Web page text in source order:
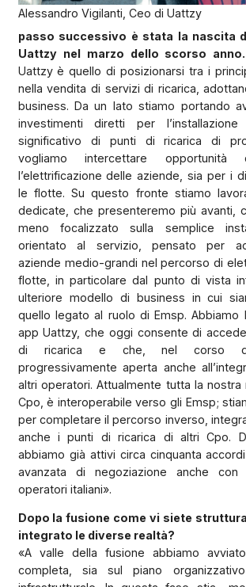
Alessandro Vigilanti, Ceo di Uattzy
passo successivo è stata la nascita
Uattzy nel marzo dello scorso
Uattzy è quello di posizionarsi tra i
nella vendita di servizi di ricarica,
business. Da un lato stiamo portando
investimenti diretti per
significativo di punti di ricarica di
vogliamo intercettare opportunità
l’elettrificazione delle aziende, sia per i
le flotte. Su questo fronte stiamo
dedicate, che presenteremo più avanti,
meno focalizzato sulla semplice
orientato al servizio, pensato per
aziende medio-grandi nel percorso di
flotte, in particolare dal punto di vista
ulteriore modello di business in cui
quello legato al ruolo di Emsp. Abbiamo
app Uattzy, che oggi consente di
di ricarica e che, nel corso
progressivamente aperta anche
altri operatori. Attualmente tutta la nostra
Cpo, è interoperabile verso gli Emsp;
per completare il percorso inverso,
anche i punti di ricarica di altri Cpo.
abbiamo già attivi circa cinquanta
avanzata di negoziazione anche
operatori italiani».
Dopo la fusione come vi siete
integrato le diverse realtà?
«A valle della fusione abbiamo avviato
completa, sia sul piano